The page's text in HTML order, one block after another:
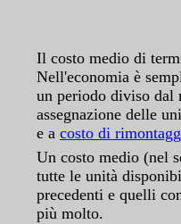
Il costo medio di
Nell'economia è
un periodo diviso dal
assegnazione delle
e a costo di
Un costo medio (nel
tutte le unità
precedenti e quelli
più molto.